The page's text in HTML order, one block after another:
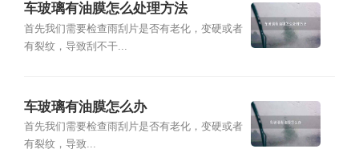
车玻璃有油膜怎么处理方法
首先我们需要检查雨刮片是否有老化，变硬或者
有裂纹，导致刮不干...
车玻璃有油膜怎么办
首先我们需要检查雨刮片是否有老化，变硬或者
有裂纹，导致...